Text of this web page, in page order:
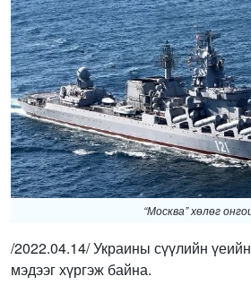
“Москва” хөлөг
/2022.04.14/ Украины сүүлийн
мэдээг хүргэж байна.